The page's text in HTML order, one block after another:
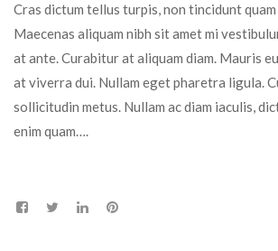
Cras dictum tellus turpis, non tincidunt
Maecenas aliquam nibh sit amet mi
at ante. Curabitur at aliquam diam. Mauris
at viverra dui. Nullam eget pharetra ligula.
sollicitudin metus. Nullam ac diam iaculis,
enim quam….